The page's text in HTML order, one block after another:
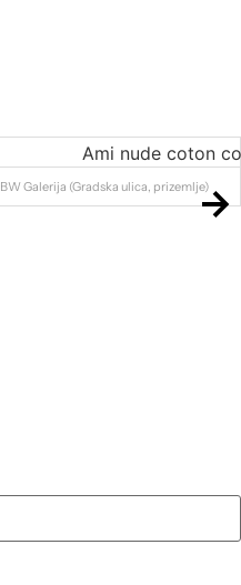
BW Galerija (Gradska ulica, prizemlje)